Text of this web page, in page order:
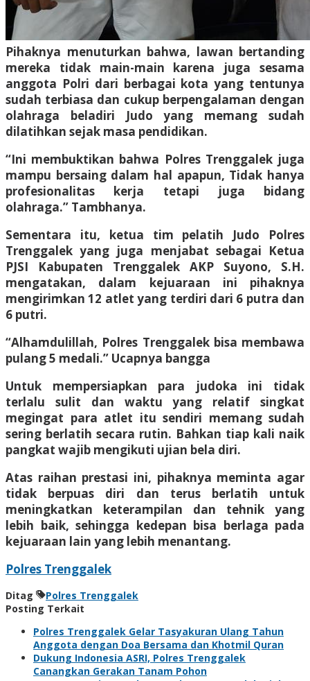
Pihaknya menuturkan bahwa, lawan bertanding
mereka tidak main-main karena juga sesama
anggota Polri dari berbagai kota yang tentunya
sudah terbiasa dan cukup berpengalaman dengan
olahraga beladiri Judo yang memang sudah
dilatihkan sejak masa pendidikan.
“Ini membuktikan bahwa Polres Trenggalek juga
mampu bersaing dalam hal apapun, Tidak hanya
profesionalitas kerja tetapi juga bidang
olahraga.” Tambhanya.
Sementara itu, ketua tim pelatih Judo Polres
Trenggalek yang juga menjabat sebagai Ketua
PJSI Kabupaten Trenggalek AKP Suyono, S.H.
mengatakan, dalam kejuaraan ini pihaknya
mengirimkan 12 atlet yang terdiri dari 6 putra dan
6 putri.
“Alhamdulillah, Polres Trenggalek bisa membawa
pulang 5 medali.” Ucapnya bangga
Untuk mempersiapkan para judoka ini tidak
terlalu sulit dan waktu yang relatif singkat
megingat para atlet itu sendiri memang sudah
sering berlatih secara rutin. Bahkan tiap kali naik
pangkat wajib mengikuti ujian bela diri.
Atas raihan prestasi ini, pihaknya meminta agar
tidak berpuas diri dan terus berlatih untuk
meningkatkan keterampilan dan tehnik yang
lebih baik, sehingga kedepan bisa berlaga pada
kejuaraan lain yang lebih menantang.
Polres Trenggalek
Ditag
Polres Trenggalek
Posting Terkait
Polres Trenggalek Gelar Tasyakuran Ulang Tahun
Anggota dengan Doa Bersama dan Khotmil Quran
Dukung Indonesia ASRI, Polres Trenggalek
Canangkan Gerakan Tanam Pohon